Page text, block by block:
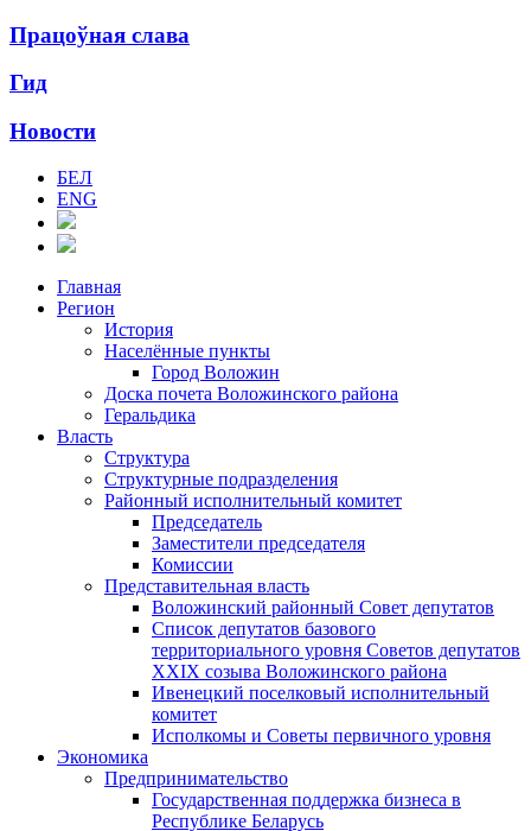
Працоўная слава
Гид
Новости
БЕЛ
ENG
Главная
Регион
История
Населённые пункты
Город Воложин
Доска почета Воложинского района
Геральдика
Власть
Структура
Структурные подразделения
Районный исполнительный комитет
Председатель
Заместители председателя
Комиссии
Представительная власть
Воложинский районный Совет депутатов
Список депутатов базового
территориального уровня Советов депутатов
ХХIХ созыва Воложинского района
Ивенецкий поселковый исполнительный
комитет
Исполкомы и Советы первичного уровня
Экономика
Предпринимательство
Государственная поддержка бизнеса в
Республике Беларусь